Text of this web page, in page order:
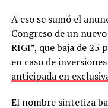
A eso se sumó el
Congreso de un
RIGI”, que baja de
en caso de
anticipada en
El nombre sintetiza